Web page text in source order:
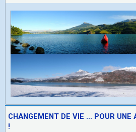
CHANGEMENT DE VIE ... POUR UNE
!